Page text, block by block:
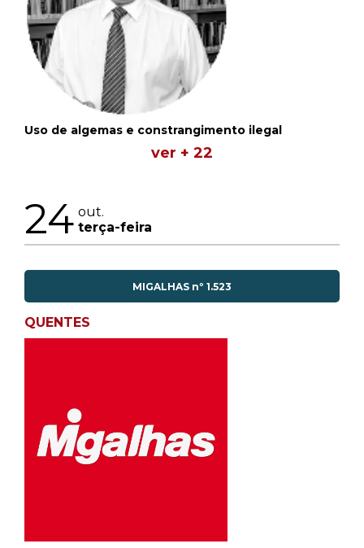
Uso de algemas e constrangimento ilegal
ver + 22
24 out.
terça-feira
MIGALHAS nº 1.523
QUENTES